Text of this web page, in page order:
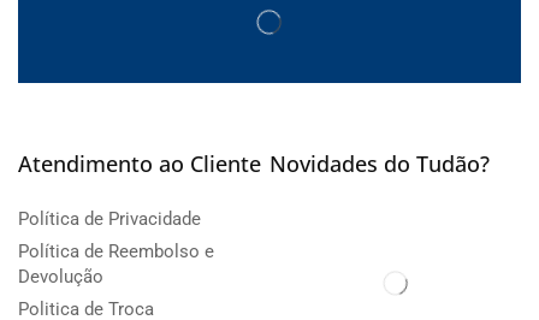
Atendimento ao Cliente
Política de Privacidade
Política de Reembolso e
Devolução
Politica de Troca
Novidades do Tudão?